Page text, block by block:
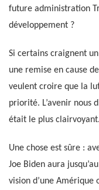
future administration
développement ?
Si certains craignent
une remise en cause
veulent croire que la
priorité. L’avenir nous
était le plus clairvoyant.
Une chose est sûre :
Joe Biden aura
vision d’une Amérique